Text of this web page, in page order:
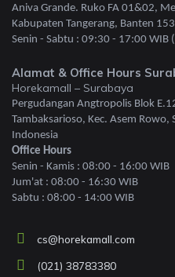
Aniva Grande. Ruko FA 01&02,
Kabupaten Tangerang, Banten
Senin - Sabtu : 09:30 - 17:00 WIB
Alamat & Office Hours
Horekamall – Surabaya
Pergudangan Angtropolis Blok
Tambaksarioso, Kec. Asem
Indonesia
Office Hours
Senin - Kamis : 08:00 - 16:00 WIB
Jum'at : 08:00 - 16:30 WIB
Sabtu : 08:00 - 14:00 WIB
cs@horekamall.com
(021) 38783380